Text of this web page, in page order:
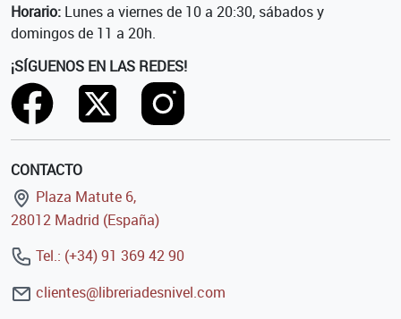
Horario: Lunes a viernes de 10 a 20:30, sábados y
domingos de 11 a 20h.
¡SÍGUENOS EN LAS REDES!
CONTACTO
Plaza Matute 6,
28012 Madrid (España)
Tel.: (+34) 91 369 42 90
clientes@libreriadesnivel.com